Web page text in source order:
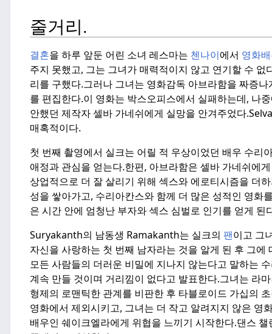
줄거리.
결혼을 하루 앞둔 어린 소녀 레스마는 첸나이에서 영화
주지 못했고, 그는 그녀가 매력적이지 않고 연기할 수 없
리를 구했다.그러나 그녀는 영화감독 아브라함을 짜증
를 편집한다.이 영화는 박스오피스에서 실패하는데, 나
안했던 제작자 셀바 가네쉬에게 실망을 안겨주었다.
매혹적이다.
첫 번째 촬영에서 실크는 어릴 적 우상이었던 배우 수리
애정과 관심을 얻는다.한편, 아브라함은 셀바 가네쉬에
상업적으로 더 잘 살리기 위해 섹스와 에로티시즘을 더
성을 쌓아가고, 수리아칸스와 함께 더 많은 성적인 영화
은 시간 안에 엄청난 부자와 섹스 심벌로 인기를 얻게 된
Suryakanth의 남동생 Ramakanth는 실크의 팬이고 그
자신을 사랑하는 첫 번째 남자라는 것을 알게 된 후 그에
모든 사람들의 더러운 비밀에 지나지 않는다고 말하는
계속 만들 것이며 거리낌이 없다고 발표한다.그녀는 라
형제의 로맨틱한 관계를 비판한 후 타블로이드 가십의
영화에서 제외시키고, 그녀는 더 작고 알려지지 않은 영
배우인 쉐이크엘라에게 위협을 느끼기 시작한다.댄스 챌